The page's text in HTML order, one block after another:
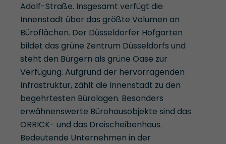
Adolf-Straße. Insgesamt verfügt die
Innenstadt über das größte Volumen an
Büroflächen. Der Düsseldorfer Hofgarten
bildet das grüne Zentrum Düsseldorfs und
steht den Bürgern als grüne Oase zur
Verfügung. Aufgrund der hervorragenden
Infrastruktur, zählt die Innenstadt zu den
begehrtesten Bürolagen. Besonders
erwähnenswerte Bürohausobjekte sind das
ORRICK- und das Dreischeibenhaus.
Bedeutende Unternehmen in der